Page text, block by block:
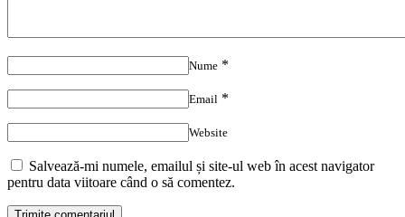
Nume *
Email *
Website
Salvează-mi numele, emailul și site-ul web în acest navigator
pentru data viitoare când o să comentez.